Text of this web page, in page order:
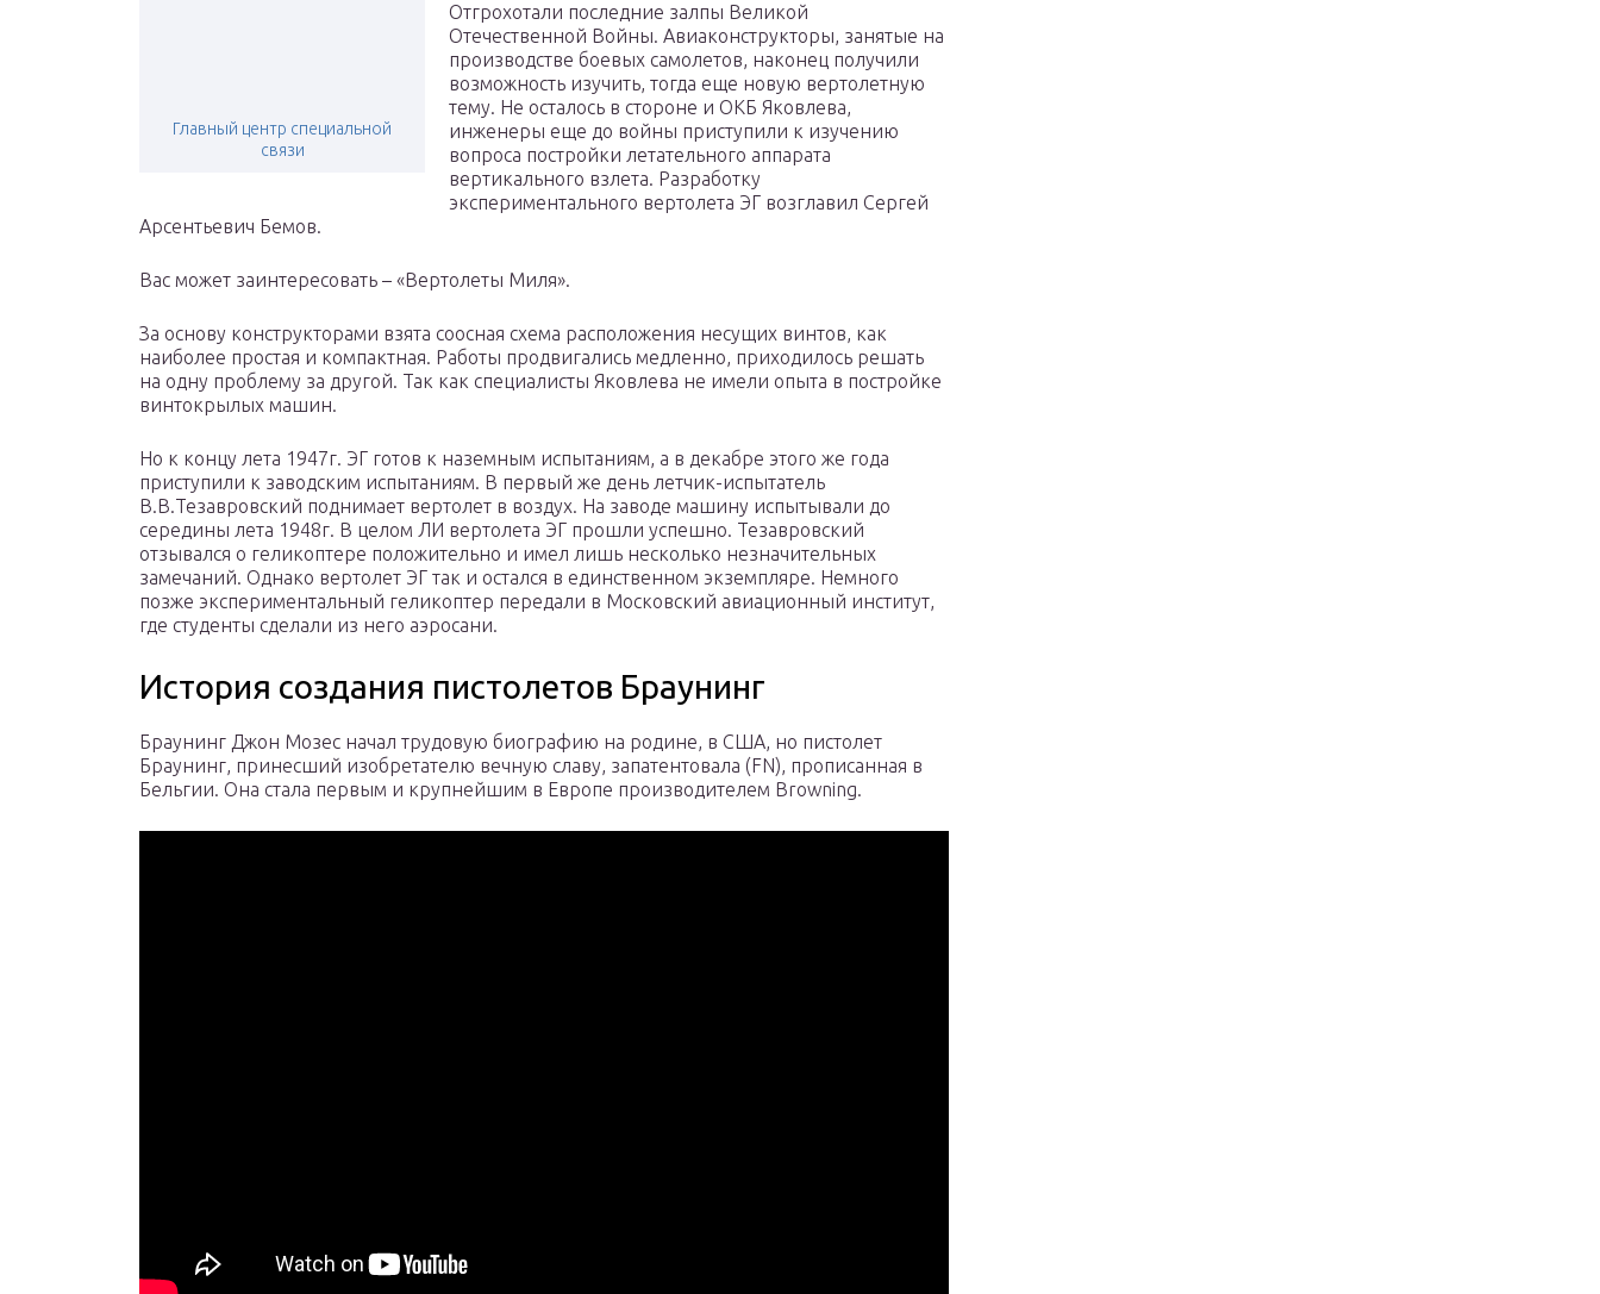
Главный центр специальной
связи
Отгрохотали последние залпы Великой
Отечественной Войны. Авиаконструкторы, занятые на
производстве боевых самолетов, наконец получили
возможность изучить, тогда еще новую вертолетную
тему. Не осталось в стороне и ОКБ Яковлева,
инженеры еще до войны приступили к изучению
вопроса постройки летательного аппарата
вертикального взлета. Разработку
экспериментального вертолета ЭГ возглавил Сергей
Арсентьевич Бемов.
Вас может заинтересовать – «Вертолеты Миля».
За основу конструкторами взята соосная схема расположения несущих винтов, как
наиболее простая и компактная. Работы продвигались медленно, приходилось решать
на одну проблему за другой. Так как специалисты Яковлева не имели опыта в постройке
винтокрылых машин.
Но к концу лета 1947г. ЭГ готов к наземным испытаниям, а в декабре этого же года
приступили к заводским испытаниям. В первый же день летчик-испытатель
В.В.Тезавровский поднимает вертолет в воздух. На заводе машину испытывали до
середины лета 1948г. В целом ЛИ вертолета ЭГ прошли успешно. Тезавровский
отзывался о геликоптере положительно и имел лишь несколько незначительных
замечаний. Однако вертолет ЭГ так и остался в единственном экземпляре. Немного
позже экспериментальный геликоптер передали в Московский авиационный институт,
где студенты сделали из него аэросани.
История создания пистолетов Браунинг
Браунинг Джон Мозес начал трудовую биографию на родине, в США, но пистолет
Браунинг, принесший изобретателю вечную славу, запатентовала (FN), прописанная в
Бельгии. Она стала первым и крупнейшим в Европе производителем Browning.